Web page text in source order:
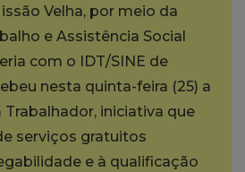
Velha, por meio da
e Assistência Social
com o IDT/SINE de
nesta quinta-feira (25) a
Trabalhador, iniciativa que
serviços gratuitos
e à qualificação